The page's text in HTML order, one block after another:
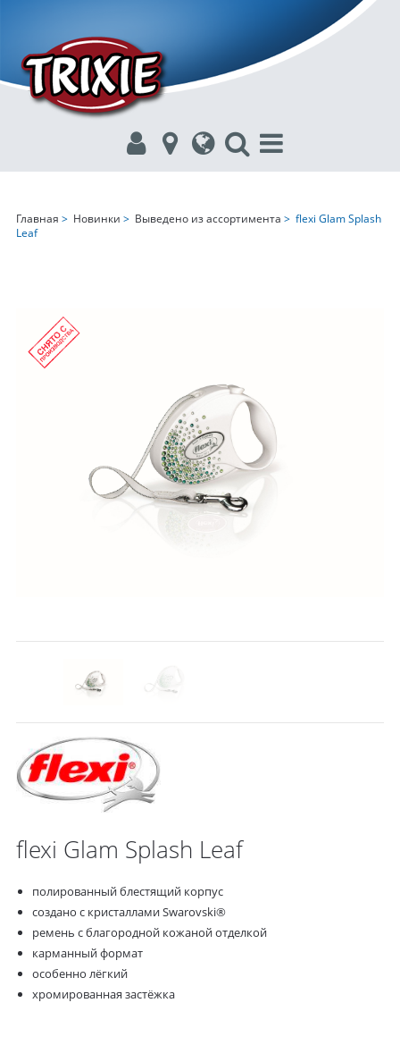
Главная > Новинки > Выведено из ассортимента > flexi Glam Splash
Leaf
flexi Glam Splash Leaf
полированный блестящий корпус
создано с кристаллами Swarovski®
ремень с благородной кожаной отделкой
карманный формат
особенно лёгкий
хромированная застёжка